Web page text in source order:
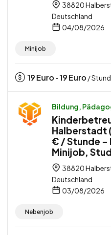
38820
Deutschland
04/08/2026
Minijob
19Euro -19Euro /
Bildung,
Halberstadt
€ / Stunde –
Minijob,
38820
Deutschland
03/08/2026
Nebenjob